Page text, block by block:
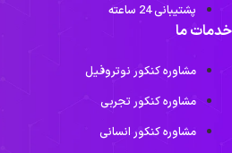
پشتیبانی 24 ساعته
ما
مشاوره کنکور نوتروفیل
مشاوره کنکور تجربی
مشاوره کنکور انسانی